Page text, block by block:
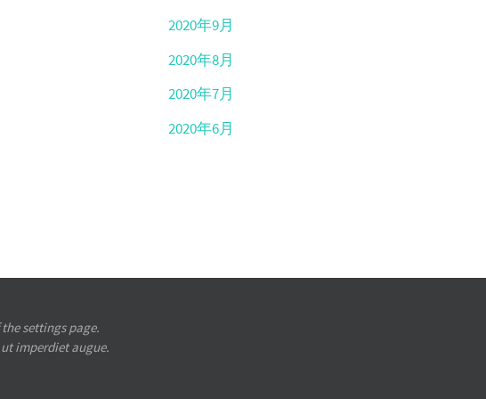
2020年9月
2020年8月
2020年7月
2020年6月
settings page.
imperdiet augue.